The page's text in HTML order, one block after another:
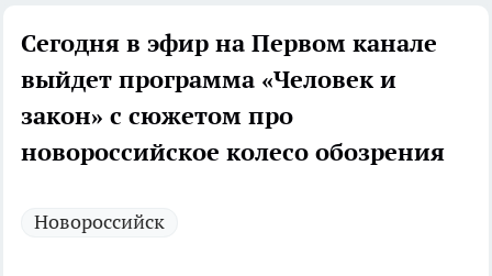
Сегодня в эфир на Первом канале
выйдет программа «Человек и
закон» с сюжетом про
новороссийское колесо обозрения
Новороссийск